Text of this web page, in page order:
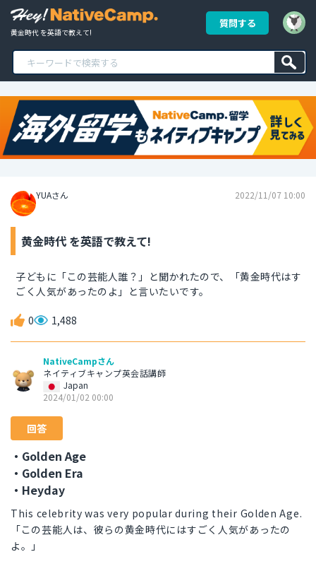
黄金時代 を英語で教えて!
質問する
YUAさん 2022/11/07 10:00
黄金時代 を英語で教えて!
子どもに「この芸能人誰？」と聞かれたので、「黄金時代はす
ごく人気があったのよ」と言いたいです。
0 1,488
NativeCampさん
ネイティブキャンプ英会話講師
Japan
2024/01/02 00:00
回答
・Golden Age
・Golden Era
・Heyday
This celebrity was very popular during their Golden Age.
「この芸能人は、彼らの黄金時代にはすごく人気があったの
よ。」